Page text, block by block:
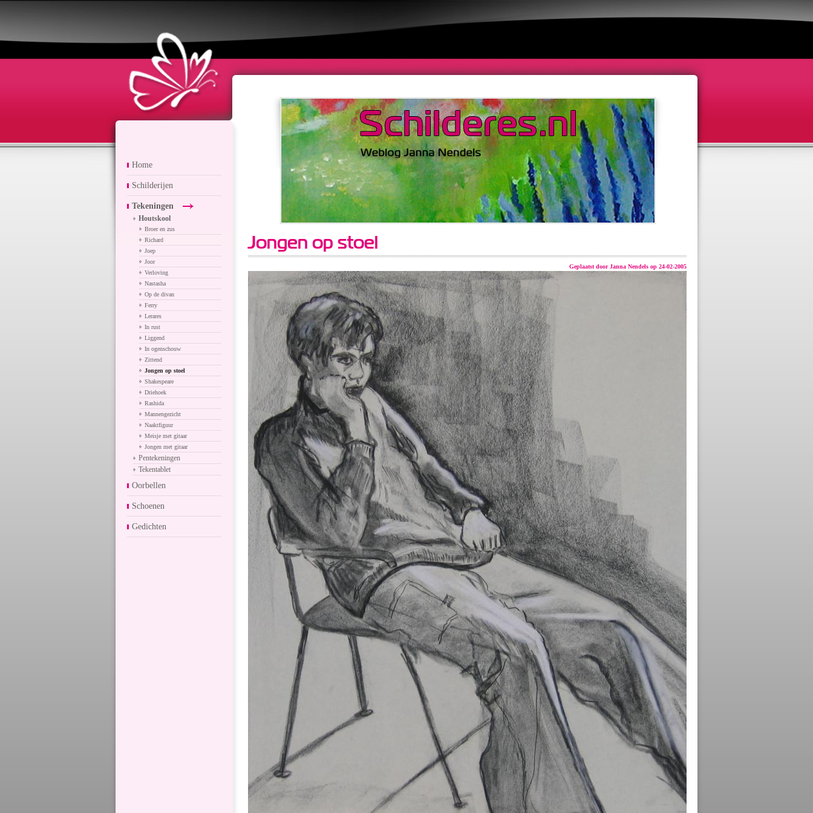
Home
Schilderijen
Tekeningen
Houtskool
Broer en zus
Richard
Joep
Joor
Verloving
Nastasha
Op de divan
Ferry
Lerares
In rust
Liggend
In ogenschouw
Zittend
Jongen op stoel
Shakespeare
Driehoek
Rashida
Mannengezicht
Naaktfiguur
Meisje met gitaar
Jongen met gitaar
Pentekeningen
Tekentablet
Oorbellen
Schoenen
Gedichten
Jongen op stoel
Geplaatst door Janna Nendels op 24-02-2005